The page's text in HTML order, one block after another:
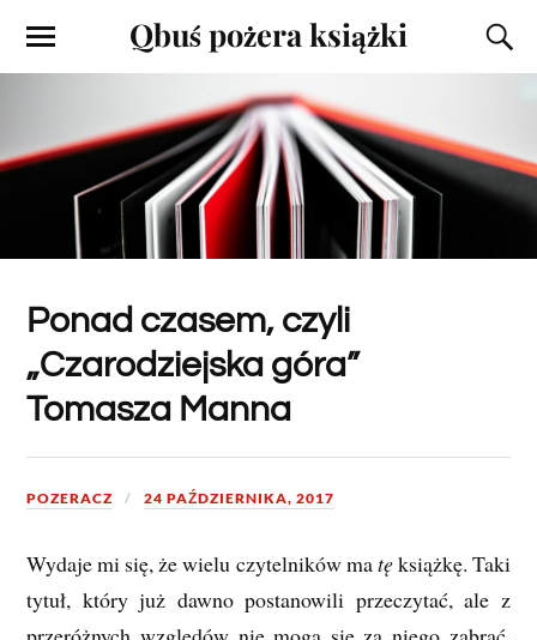
Qbuś pożera książki
Ponad czasem, czyli
„Czarodziejska góra”
Tomasza Manna
POZERACZ 24 PAŹDZIERNIKA, 2017
Wydaje mi się, że wielu czytelników matęksiążkę. Taki
tytuł, który już dawno postanowili przeczytać, ale z